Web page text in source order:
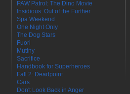
PAW Patrol: The Dino Movie
Insidious: Out of the Further
Spa Weekend
One Night Only
The Dog Stars
Fuori
Mutiny
Sacrifice
Handbook for Superheroes
Fall 2: Deadpoint
Cars
Don't Look Back in Anger